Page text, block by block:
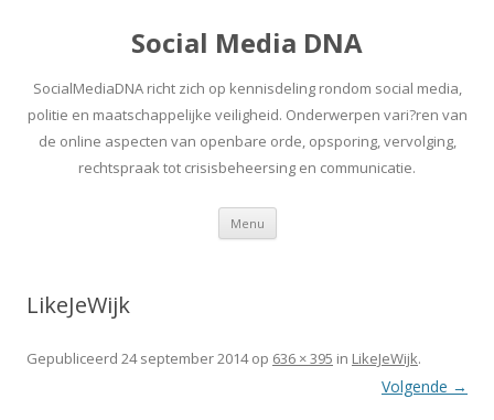
Social Media DNA
SocialMediaDNA richt zich op kennisdeling rondom social media,
politie en maatschappelijke veiligheid. Onderwerpen vari?ren van
de online aspecten van openbare orde, opsporing, vervolging,
rechtspraak tot crisisbeheersing en communicatie.
Menu Spring
inhoud
LikeJeWijk
Gepubliceerd 24 september 2014op 636 × 395 in LikeJeWijk.
Volgende →